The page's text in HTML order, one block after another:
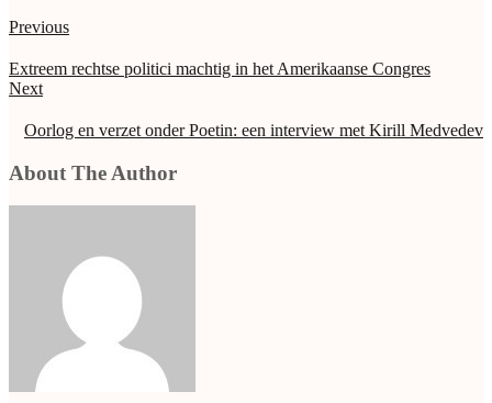
Previous
Extreem rechtse politici machtig in het Amerikaanse Congres
Next
Oorlog en verzet onder Poetin: een interview met Kirill Medvedev
About The Author